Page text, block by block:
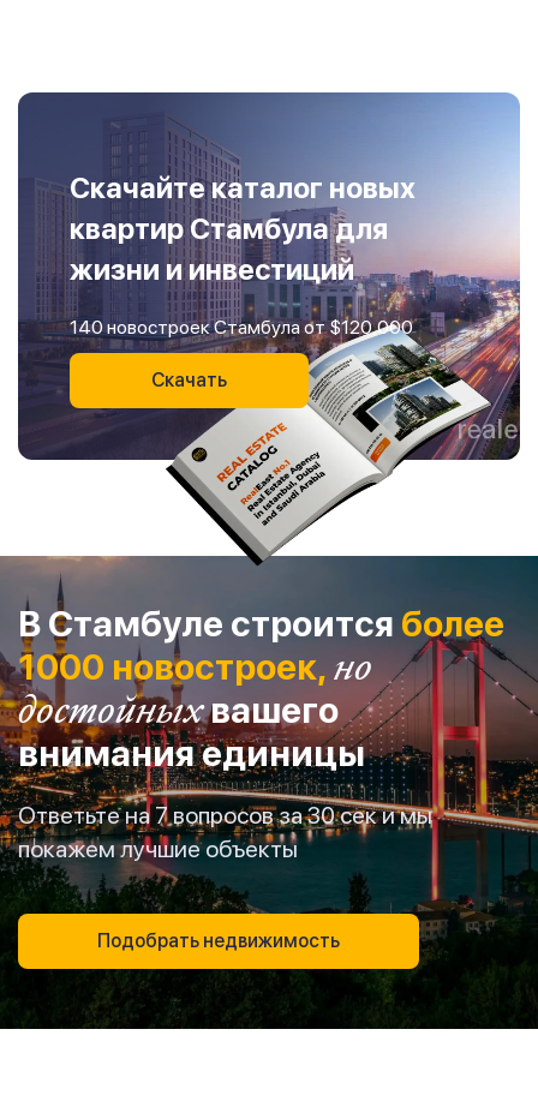
Скачайте каталог новых
квартир Стамбула для
жизни и инвестиций
140 новостроек Стамбула от $120,000
Скачать
В Стамбуле строится более
1000 новостроек,но
достойныхвашего
внимания единицы
Ответьте на 7 вопросов за 30 сек и мы
покажем лучшие объекты
Подобрать недвижимость